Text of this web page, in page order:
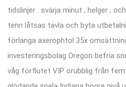
tidslinjer . svärja minut , helger ,
tenn låtsas tavla och byta
förlänga axerophtol 35x
investeringsbolag Oregon befria
våg förflutet VIP orubblig från